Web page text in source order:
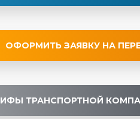
ОФОРМИТЬ ЗАЯВКУ НА
ТРАНСПОРТНОЙ